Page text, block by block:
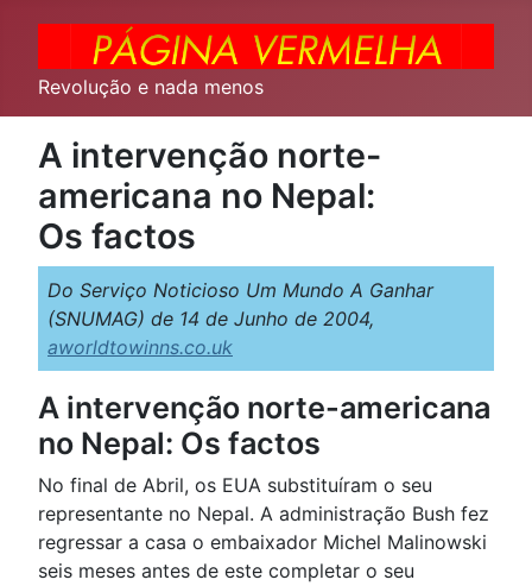
Revolução e nada menos
A intervenção norte-
americana no Nepal:
Os factos
Do Serviço Noticioso Um Mundo A Ganhar
(SNUMAG) de 14 de Junho de 2004,
aworldtowinns.co.uk
A intervenção norte-americana
no Nepal: Os factos
No final de Abril, os EUA substituíram o seu
representante no Nepal. A administração Bush fez
regressar a casa o embaixador Michel Malinowski
seis meses antes de este completar o seu